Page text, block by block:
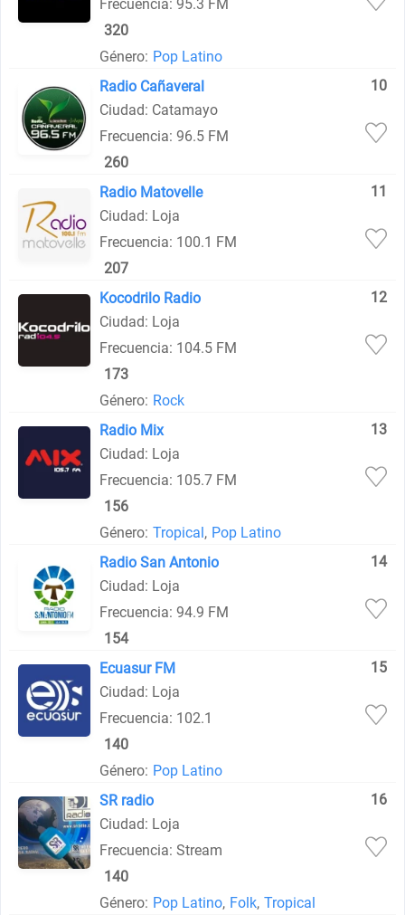
Frecuencia: 95.3 FM
320
Género: Pop Latino
Radio Cañaveral
10
Ciudad: Catamayo
Frecuencia: 96.5 FM
260
Radio Matovelle
11
Ciudad: Loja
Frecuencia: 100.1 FM
207
Kocodrilo Radio
12
Ciudad: Loja
Frecuencia: 104.5 FM
173
Género: Rock
Radio Mix
13
Ciudad: Loja
Frecuencia: 105.7 FM
156
Género: Tropical, Pop Latino
Radio San Antonio
14
Ciudad: Loja
Frecuencia: 94.9 FM
154
Ecuasur FM
15
Ciudad: Loja
Frecuencia: 102.1
140
Género: Pop Latino
SR radio
16
Ciudad: Loja
Frecuencia: Stream
140
Género: Pop Latino, Folk, Tropical